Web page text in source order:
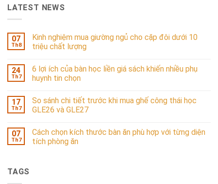
LATEST NEWS
07
Th8
Kinh nghiệm mua giường ngủ cho cặp đôi dưới 10
triệu chất lượng
24
Th7
6 lợi ích của bàn học liền giá sách khiến nhiều phụ
huynh tin chọn
17
Th7
So sánh chi tiết trước khi mua ghế công thái học
GLE26 và GLE27
07
Th7
Cách chọn kích thước bàn ăn phù hợp với từng diện
tích phòng ăn
TAGS